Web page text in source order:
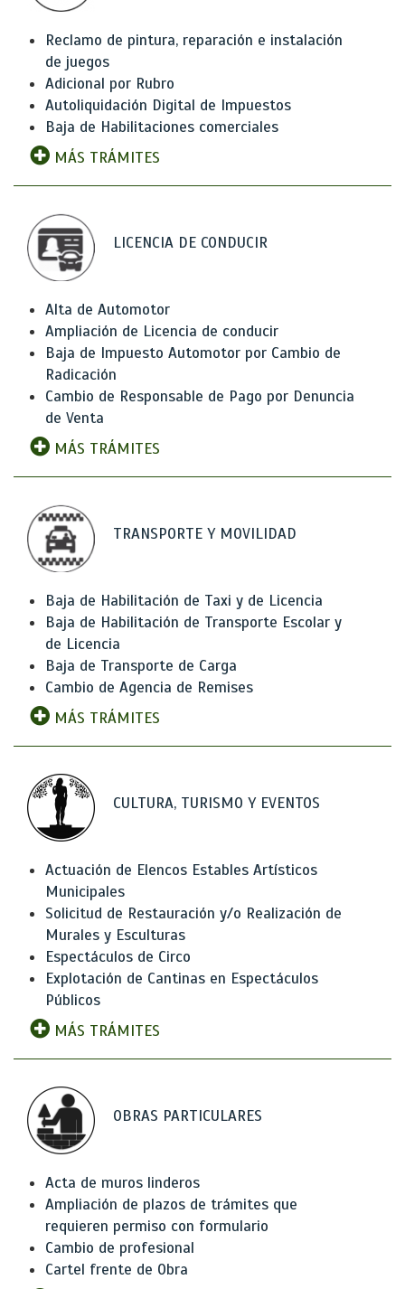
Reclamo de pintura, reparación e instalación
de juegos
Adicional por Rubro
Autoliquidación Digital de Impuestos
Baja de Habilitaciones comerciales
MÁS TRÁMITES
LICENCIA DE CONDUCIR
Alta de Automotor
Ampliación de Licencia de conducir
Baja de Impuesto Automotor por Cambio de
Radicación
Cambio de Responsable de Pago por Denuncia
de Venta
MÁS TRÁMITES
TRANSPORTE Y MOVILIDAD
Baja de Habilitación de Taxi y de Licencia
Baja de Habilitación de Transporte Escolar y
de Licencia
Baja de Transporte de Carga
Cambio de Agencia de Remises
MÁS TRÁMITES
CULTURA, TURISMO Y EVENTOS
Actuación de Elencos Estables Artísticos
Municipales
Solicitud de Restauración y/o Realización de
Murales y Esculturas
Espectáculos de Circo
Explotación de Cantinas en Espectáculos
Públicos
MÁS TRÁMITES
OBRAS PARTICULARES
Acta de muros linderos
Ampliación de plazos de trámites que
requieren permiso con formulario
Cambio de profesional
Cartel frente de Obra